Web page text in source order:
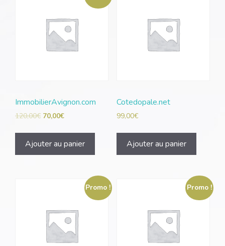
ImmobilierAvignon.com
120,00€ 70,00€
Ajouter au panier
Cotedopale.net
99,00€
Ajouter au panier
Promo ! Promo !